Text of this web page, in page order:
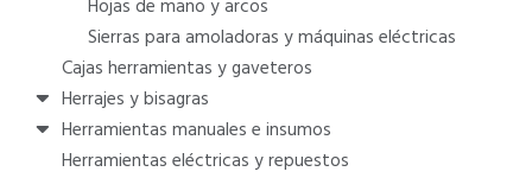
hojas de mano y arcos
sierras para amoladoras y máquinas eléctricas
cajas herramientas y gaveteros
herrajes y bisagras
herramientas manuales e insumos
herramientas eléctricas y repuestos